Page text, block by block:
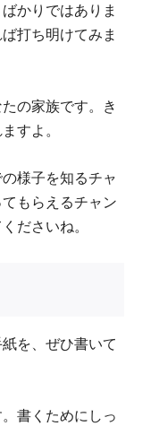
かりではありま
打ち明けてみま
の家族です。き
すよ。
様子を知るチャ
もらえるチャン
ださいね。
を、ぜひ書いて
書くためにしっ